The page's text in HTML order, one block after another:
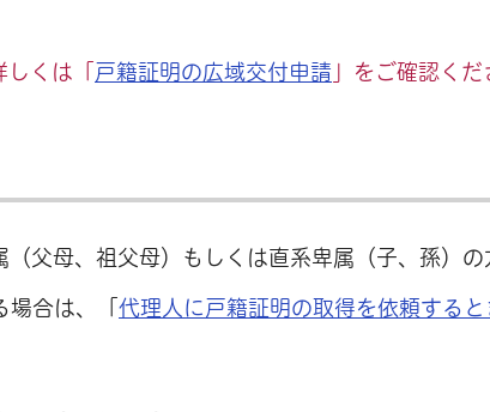
くは「 戸籍証明の広域交付申請 」をご確認くだ
父母、祖父母）もしくは直系卑属（子、孫）の
合は、「 代理人に戸籍証明の取得を依頼すると